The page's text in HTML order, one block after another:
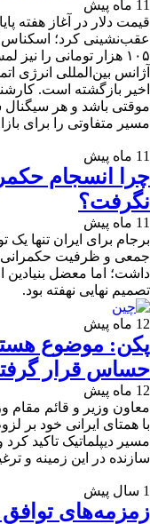
11 ماه پیش
عقب‌نشینی کرد؛
۱۰۵ هزار تومانی را
آژانس بین‌المللی انرژی
اخیر بازگشته است.
موقتی باشد و هر سیگنال
مسیر متفاوتی را برای
11 ماه پیش
چرا انسجام
نگرفت؟
11 ماه پیش
برجام برای ایران تنها
جمعی و ظرفیت حکمرانی
داشت؛ اما معضل
تصمیم نهایی نهفته بود.
12 ماه پیش
پکن: موضوع
حساس قرار
12 ماه پیش
معاون وزیر و قائم
با همتای ایرانی خود بر
مسیر دیپلماتیک تاکید
سازنده در این زمینه و
1 سال پیش
زمزمه‌های